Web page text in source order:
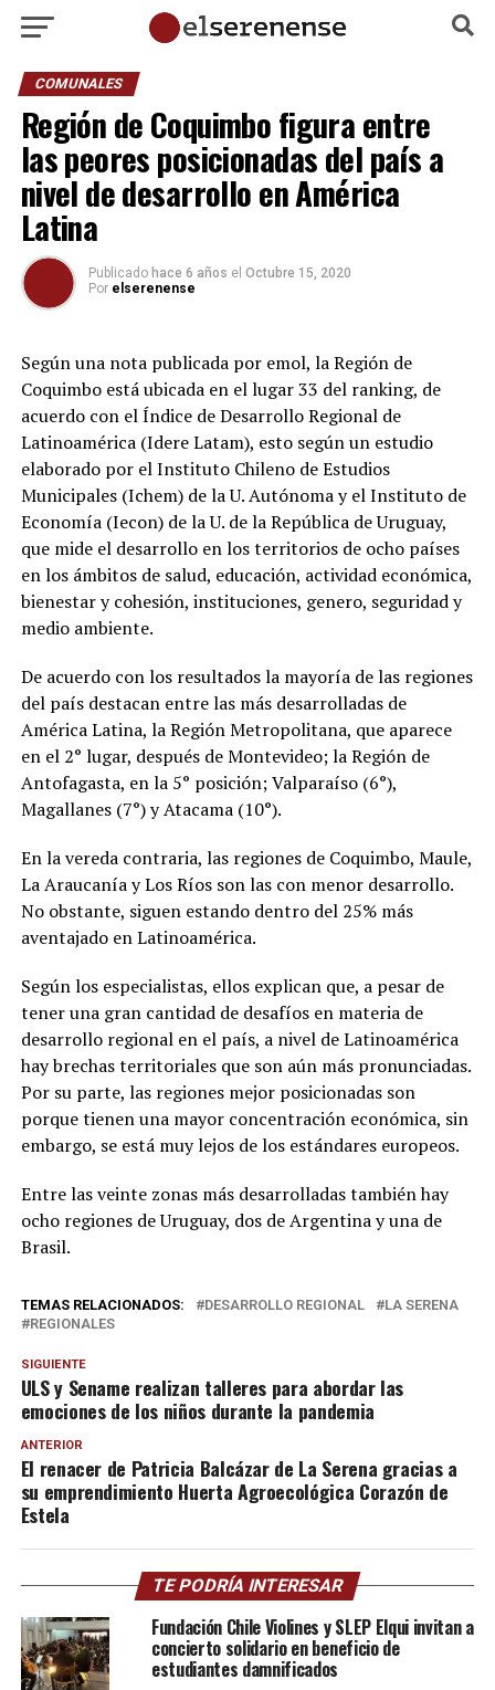
COMUNALES
Región de Coquimbo figura entre
las peores posicionadas del país a
nivel de desarrollo en América
Latina
Publicado hace 6 años el Octubre 15, 2020
Por elserenense
Según una nota publicada por emol, la Región de
Coquimbo está ubicada en el lugar 33 del ranking, de
acuerdo con el Índice de Desarrollo Regional de
Latinoamérica (Idere Latam), esto según un estudio
elaborado por el Instituto Chileno de Estudios
Municipales (Ichem) de la U. Autónoma y el Instituto de
Economía (Iecon) de la U. de la República de Uruguay,
que mide el desarrollo en los territorios de ocho países
en los ámbitos de salud, educación, actividad económica,
bienestar y cohesión, instituciones, genero, seguridad y
medio ambiente.
De acuerdo con los resultados la mayoría de las regiones
del país destacan entre las más desarrolladas de
América Latina, la Región Metropolitana, que aparece
en el 2° lugar, después de Montevideo; la Región de
Antofagasta, en la 5° posición; Valparaíso (6°),
Magallanes (7°) y Atacama (10°).
En la vereda contraria, las regiones de Coquimbo, Maule,
La Araucanía y Los Ríos son las con menor desarrollo.
No obstante, siguen estando dentro del 25% más
aventajado en Latinoamérica.
Según los especialistas, ellos explican que, a pesar de
tener una gran cantidad de desafíos en materia de
desarrollo regional en el país, a nivel de Latinoamérica
hay brechas territoriales que son aún más pronunciadas.
Por su parte, las regiones mejor posicionadas son
porque tienen una mayor concentración económica, sin
embargo, se está muy lejos de los estándares europeos.
Entre las veinte zonas más desarrolladas también hay
ocho regiones de Uruguay, dos de Argentina y una de
Brasil.
TEMAS RELACIONADOS: DESARROLLO REGIONAL
LA SERENA
REGIONALES
SIGUIENTE
ULS y Sename realizan talleres para abordar las
emociones de los niños durante la pandemia
ANTERIOR
El renacer de Patricia Balcázar de La Serena gracias a
su emprendimiento Huerta Agroecológica Corazón de
Estela
TE PODRÍA INTERESAR
Fundación Chile Violines y SLEP Elqui invitan a
concierto solidario en beneficio de
estudiantes damnificados